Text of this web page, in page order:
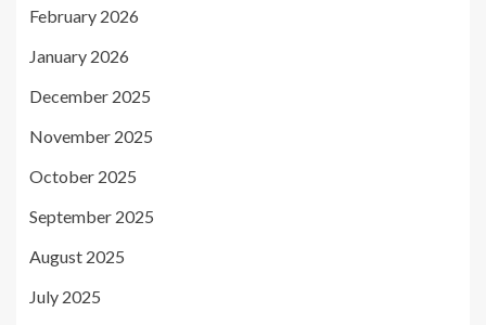
February 2026
January 2026
December 2025
November 2025
October 2025
September 2025
August 2025
July 2025